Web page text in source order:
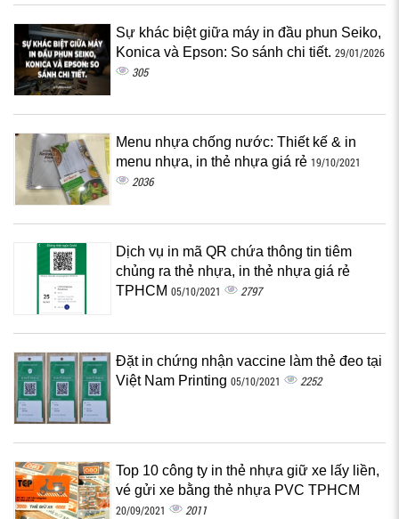
Sự khác biệt giữa máy in đầu phun Seiko,
Konica và Epson: So sánh chi tiết. 29/01/2026
305
Menu nhựa chống nước: Thiết kế & in
menu nhựa, in thẻ nhựa giá rẻ 19/10/2021
2036
Dịch vụ in mã QR chứa thông tin tiêm
chủng ra thẻ nhựa, in thẻ nhựa giá rẻ
TPHCM 05/10/2021 2797
Đặt in chứng nhận vaccine làm thẻ đeo tại
Việt Nam Printing 05/10/2021 2252
Top 10 công ty in thẻ nhựa giữ xe lấy liền,
vé gửi xe bằng thẻ nhựa PVC TPHCM
20/09/2021 2011